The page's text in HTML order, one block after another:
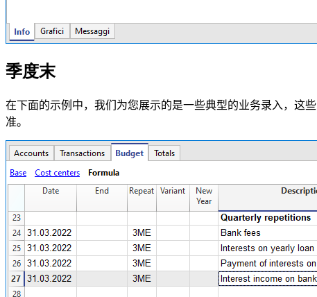
季度末
在下面的示例中，我们为您展示的是一些典型的业务录入，这
准。